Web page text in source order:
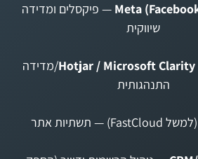
Meta — פיקסלים ומדידה
שיווקית
Hotjar / Microsoft Clarity— Heatmaps/מדידה
התנהגותית
(למשל FastCloud) — תשתיות אתר